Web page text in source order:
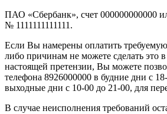
ПАО «Сбербанк», счет 000000000000
№ 1111111111111.
Если Вы намерены оплатить
либо причинам не можете сделать это
настоящей претензии, Вы можете
телефона 8926000000 в будние дни с
выходные дни с 10-00 до 21-00, для
В случае неисполнения требований